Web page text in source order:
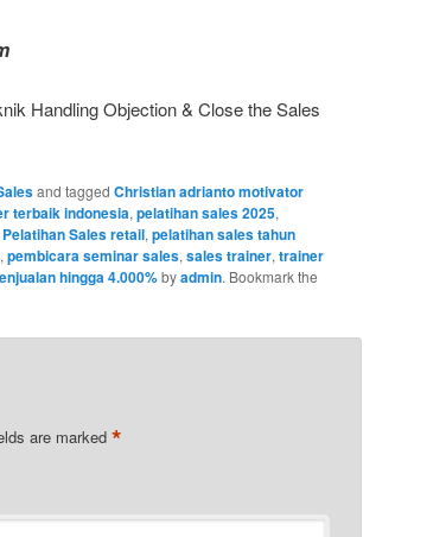
Handling Objection & Close the Sales
and tagged Christian adrianto motivator
terbaik indonesia, pelatihan sales 2025,
Pelatihan Sales retail, pelatihan sales tahun
, pembicara seminar sales, sales trainer, trainer
hingga 4.000%byadmin. Bookmark the
are marked *